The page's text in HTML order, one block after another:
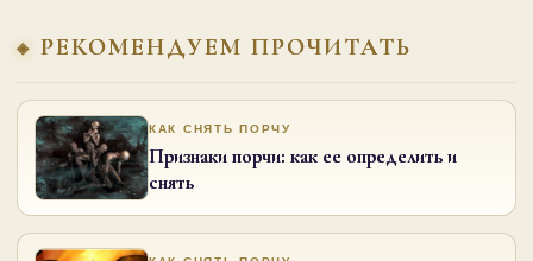
РЕКОМЕНДУЕМ ПРОЧИТАТЬ
КАК СНЯТЬ ПОРЧУ
Признаки порчи: как ее определить и
снять